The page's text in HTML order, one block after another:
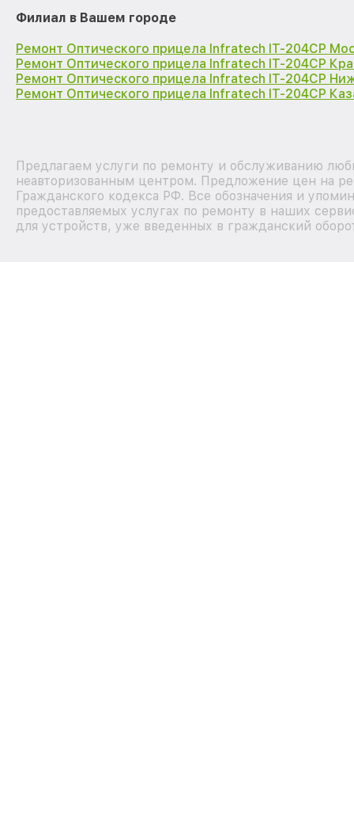
Филиал в Вашем городе
Ремонт Оптического прицела Infratech IT-204CP
Ремонт Оптического прицела Infratech IT-204CP
Ремонт Оптического прицела Infratech IT-204CP
Ремонт Оптического прицела Infratech IT-204CP
Предлагаем услуги по ремонту и обслуживанию
неавторизованным центром. Предложение цен на
Гражданского кодекса РФ. Все обозначения и
предоставляемых услугах по ремонту в наших
для устройств, уже введенных в гражданский